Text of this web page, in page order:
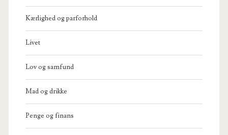
Kærlighed og parforhold
Livet
Lov og samfund
Mad og drikke
Penge og finans